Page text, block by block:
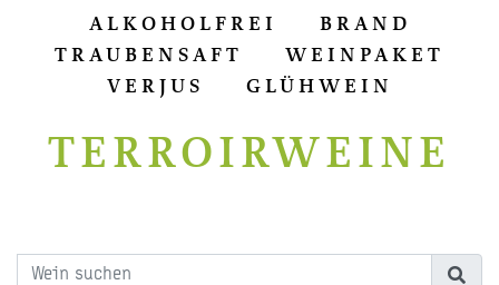
ALKOHOLFREI
BRAND
TRAUBENSAFT
WEINPAKET
VERJUS
GLÜHWEIN
TERROIRWEINE